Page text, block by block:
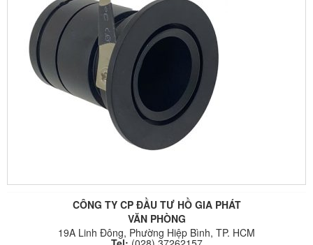
CÔNG TY CP ĐẦU TƯ HỒ GIA PHÁT
VĂN PHÒNG
19A Linh Đông, Phường Hiệp Bình, TP. HCM